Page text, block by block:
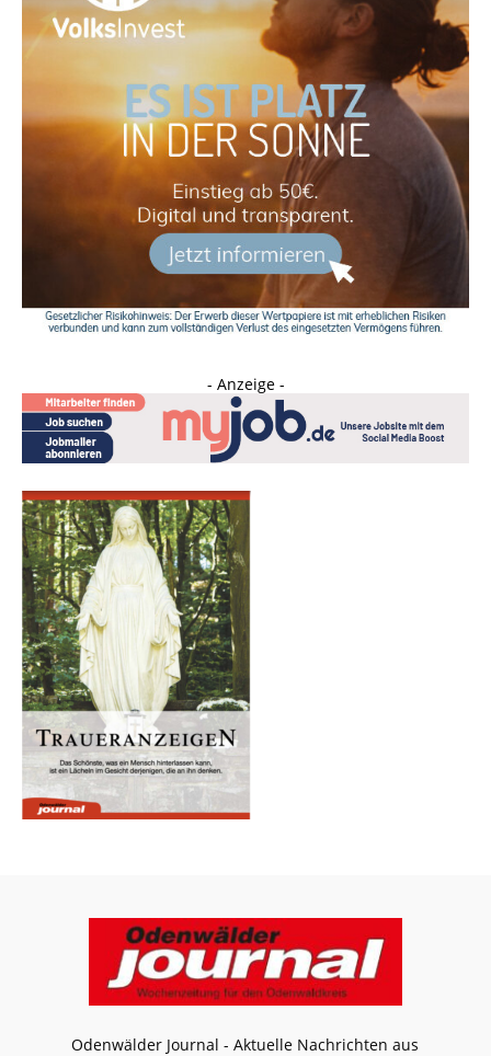
- Anzeige -
Odenwälder Journal - Aktuelle Nachrichten aus